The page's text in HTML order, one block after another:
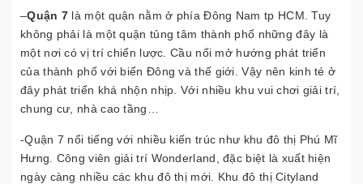
–Quận 7 là một quận nằm ở phía Đông Nam tp HCM. Tuy
không phải là một quận tủng tâm thành phố những đây là
một nơi có vị trí chiến lược. Cầu nối mở hướng phát triển
của thành phố với biển Đông và thế giới. Vậy nên kinh té ở
đây phát triển khá nhộn nhịp. Với nhiều khu vui chơi giải trí,
chung cư, nhà cao tầng…
-Quận 7 nổi tiếng với nhiều kiến trúc như khu đô thị Phú Mĩ
Hưng. Công viên giải trí Wonderland, đặc biệt là xuất hiện
ngày càng nhiều các khu đô thị mới. Khu đô thị Cityland